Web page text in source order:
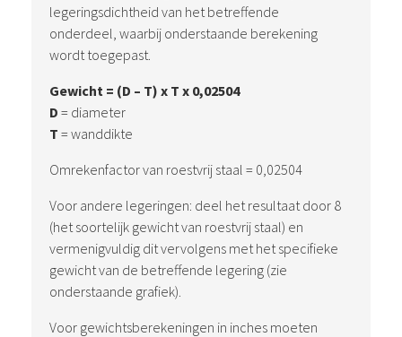
legeringsdichtheid van het betreffende
onderdeel, waarbij onderstaande berekening
wordt toegepast.
Gewicht = (D – T) x T x 0,02504
D = diameter
T = wanddikte
Omrekenfactor van roestvrij staal = 0,02504
Voor andere legeringen: deel het resultaat door 8
(het soortelijk gewicht van roestvrij staal) en
vermenigvuldig dit vervolgens met het specifieke
gewicht van de betreffende legering (zie
onderstaande grafiek).
Voor gewichtsberekeningen in inches moeten